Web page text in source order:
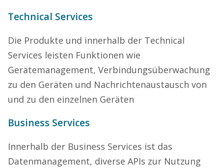
Technical Services
Die Produkte und innerhalb der Technical
Services leisten Funktionen wie
Gerätemanagement, Verbindungsüberwachung
zu den Geräten und Nachrichtenaustausch von
und zu den einzelnen Geräten
Business Services
Innerhalb der Business Services ist das
Datenmanagement, diverse APIs zur Nutzung